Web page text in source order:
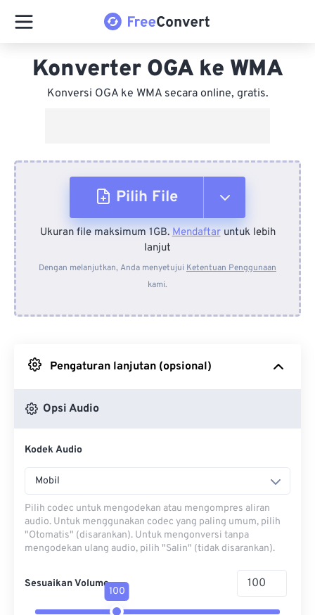
Konverter OGA ke WMA
Konversi OGA ke WMA secara online, gratis.
Pilih File
Dari Perangkat
Dari Dropbox
Ukuran file maksimum 1GB.Mendaftaruntuk lebih
lanjut
Dengan melanjutkan, Anda menyetujui Ketentuan Penggunaan
kami.
Pengaturan lanjutan (opsional)
Opsi Audio
Kodek Audio
Mobil
Pilih codec untuk mengodekan atau mengompres aliran
audio. Untuk menggunakan codec yang paling umum, pilih
"Otomatis" (disarankan). Untuk mengonversi tanpa
mengodekan ulang audio, pilih "Salin" (tidak disarankan).
Sesuaikan Volume
100